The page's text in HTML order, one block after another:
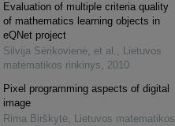
Evaluation of multiple criteria quality
of mathematics learning objects in
eQNet project
Silvija Sėrikovienė, et al. , Lietuvos
matematikos rinkinys, 2010
Pixel programming aspects of digital
image
Rima Birškytė, Lietuvos matematikos